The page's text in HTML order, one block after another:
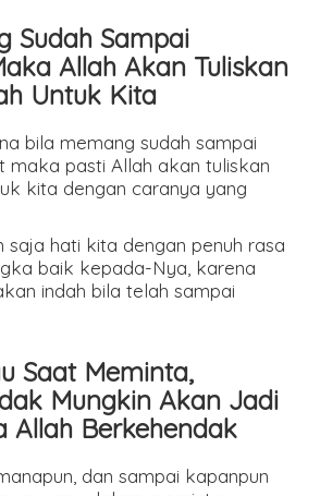
Sudah Sampai
Allah Akan Tuliskan
Untuk Kita
bila memang sudah sampai
maka pasti Allah akan tuliskan
kita dengan caranya yang
saja hati kita dengan penuh rasa
baik kepada-Nya, karena
indah bila telah sampai
Saat Meminta,
Mungkin Akan Jadi
Allah Berkehendak
dan sampai kapanpun